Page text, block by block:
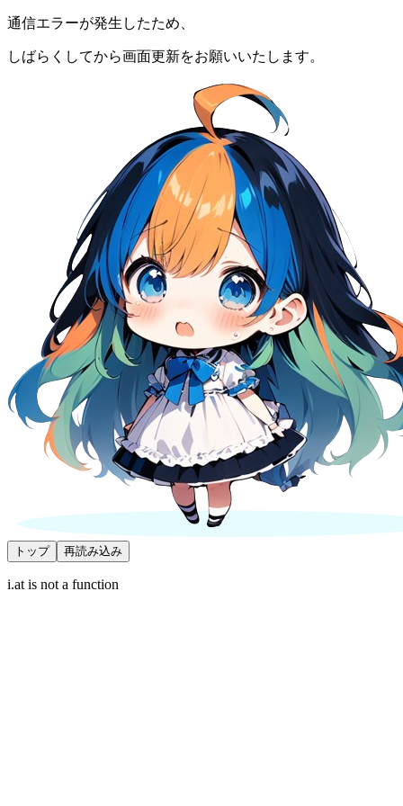
通信エラーが発生したため、
しばらくしてから画面更新をお願いいたします。
トップ 再読み込み
i.at is not a function